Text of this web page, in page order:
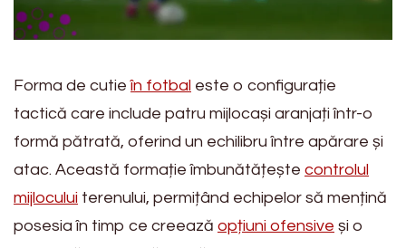
Forma de cutieîn fotbal este o configurație
tactică care include patru mijlocași aranjați într-o
formă pătrată, oferind un echilibru între apărare și
atac. Această formație îmbunătățește controlul
mijlocului terenului, permițând echipelor să mențină
posesia în timp ce creează opțiuni ofensive și o